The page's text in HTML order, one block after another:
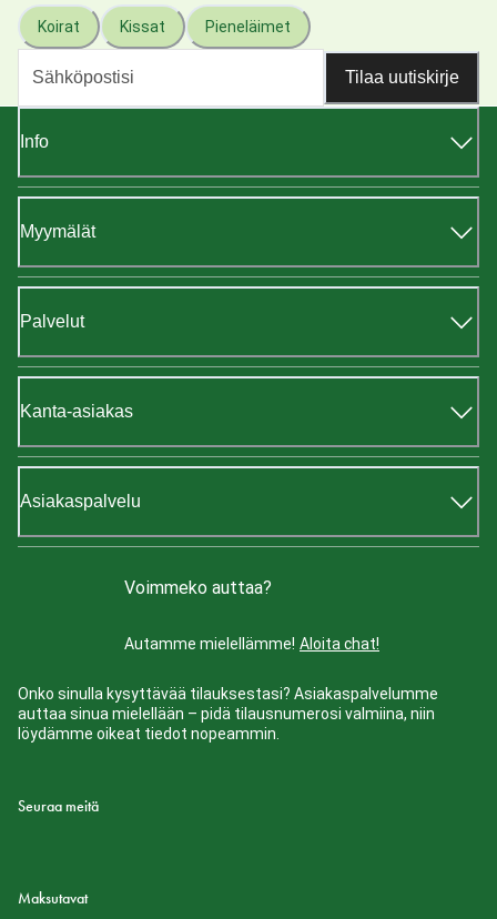
Koirat Kissat Pieneläimet
Tilaa uutiskirje
Info
Myymälät
Palvelut
Kanta-asiakas
Asiakaspalvelu
Voimmeko auttaa?
Autamme mielellämme! Aloita chat!
Onko sinulla kysyttävää tilauksestasi? Asiakaspalvelumme
auttaa sinua mielellään – pidä tilausnumerosi valmiina, niin
löydämme oikeat tiedot nopeammin.
Seuraa meitä
Maksutavat